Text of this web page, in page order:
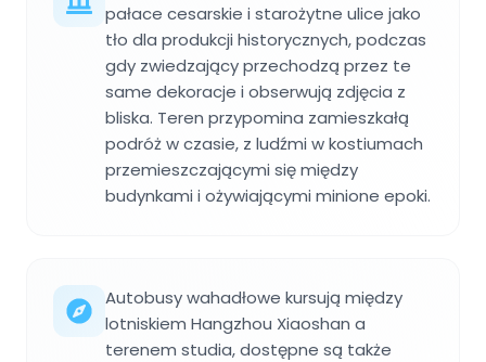
pałace cesarskie i starożytne ulice jako
tło dla produkcji historycznych, podczas
gdy zwiedzający przechodzą przez te
same dekoracje i obserwują zdjęcia z
bliska. Teren przypomina zamieszkałą
podróż w czasie, z ludźmi w kostiumach
przemieszczającymi się między
budynkami i ożywiającymi minione epoki.
Autobusy wahadłowe kursują między
lotniskiem Hangzhou Xiaoshan a
terenem studia, dostępne są także